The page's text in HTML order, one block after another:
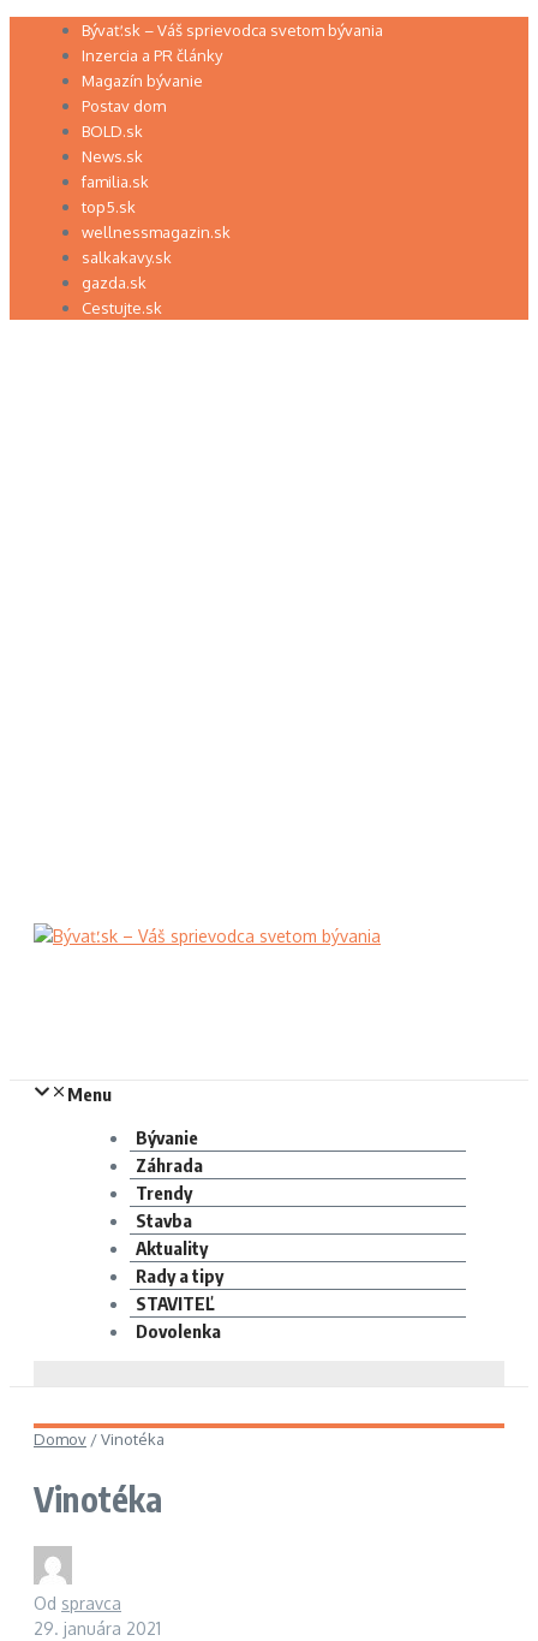
Preskočiť Bývať.sk – Váš sprievodca svetom bývania
Inzercia a PR články
Magazín bývanie
Postav dom
BOLD.sk
News.sk
familia.sk
top5.sk
wellnessmagazin.sk
salkakavy.sk
gazda.sk
Cestujte.sk
Menu
Bývanie
Záhrada
Trendy
Stavba
Aktuality
Rady a tipy
STAVITEĽ
Dovolenka
Domov /Vinotéka
Vinotéka
Od spravca
29. januára 2021